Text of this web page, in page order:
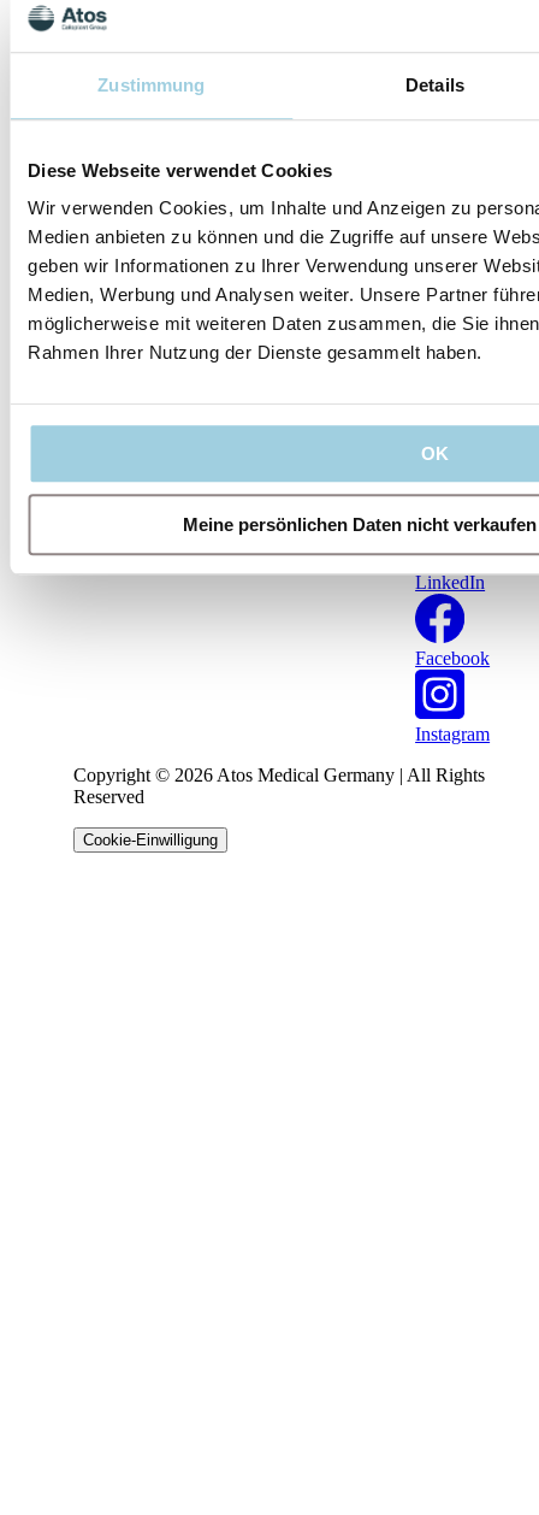
Zustimmung Details
Diese Webseite verwendet Cookies
Wir verwenden Cookies, um Inhalte und Anzeigen zu
Medien anbieten zu können und die Zugriffe auf unsere
geben wir Informationen zu Ihrer Verwendung unserer
Medien, Werbung und Analysen weiter. Unsere Partner
möglicherweise mit weiteren Daten zusammen, die Sie
Rahmen Ihrer Nutzung der Dienste gesammelt haben.
OK
Meine persönlichen Daten nicht
Folgen Sie uns
Unsere
Leitlinien
Hinweis
Unser
Unternehmen
wirManagement-
TeamVerhaltenskodexKarriereKontakt
Rechtliches
Folgen Sie uns
LinkedIn
Facebook
Instagram
Copyright © 2026 Atos Medical Germany | All Rights
Reserved
Cookie-Einwilligung